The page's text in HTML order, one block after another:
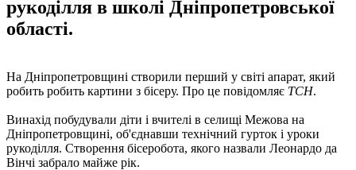
рукоділля в школі Дніпропетровської
області.
На Дніпропетровщині створили перший у світі апарат, який
робить робить картини з бісеру. Про це повідомляє ТСН.
Винахід побудували діти і вчителі в селищі Межова на
Дніпропетровщині, об'єднавши технічний гурток і уроки
рукоділля. Створення бісеробота, якого назвали Леонардо да
Вінчі забрало майже рік.